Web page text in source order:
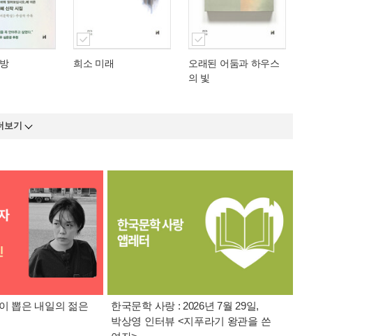
희소 미래
오래된 어둠과 하우스
의 빛
보기
뽑은 내일의 젊은
한국문학 사랑 : 2026년 7월 29일,
박상영 인터뷰 <지푸라기 왕관을 쓴